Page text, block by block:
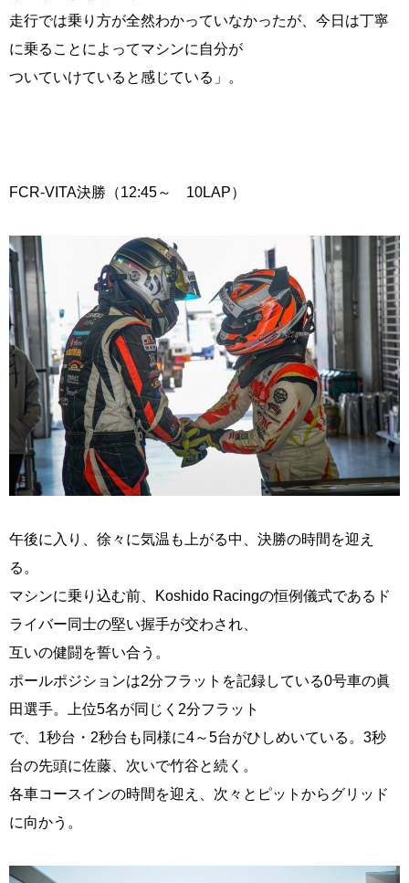
走行では乗り方が全然わかっていなかったが、今日は丁寧
に乗ることによってマシンに自分が
ついていけていると感じている」。
FCR-VITA決勝（12:45～ 10LAP）
午後に入り、徐々に気温も上がる中、決勝の時間を迎え
る。
マシンに乗り込む前、Koshido Racingの恒例儀式であるド
ライバー同士の堅い握手が交わされ、
互いの健闘を誓い合う。
ポールポジションは2分フラットを記録している0号車の眞
田選手。上位5名が同じく2分フラット
で、1秒台・2秒台も同様に4～5台がひしめいている。3秒
台の先頭に佐藤、次いで竹谷と続く。
各車コースインの時間を迎え、次々とピットからグリッド
に向かう。